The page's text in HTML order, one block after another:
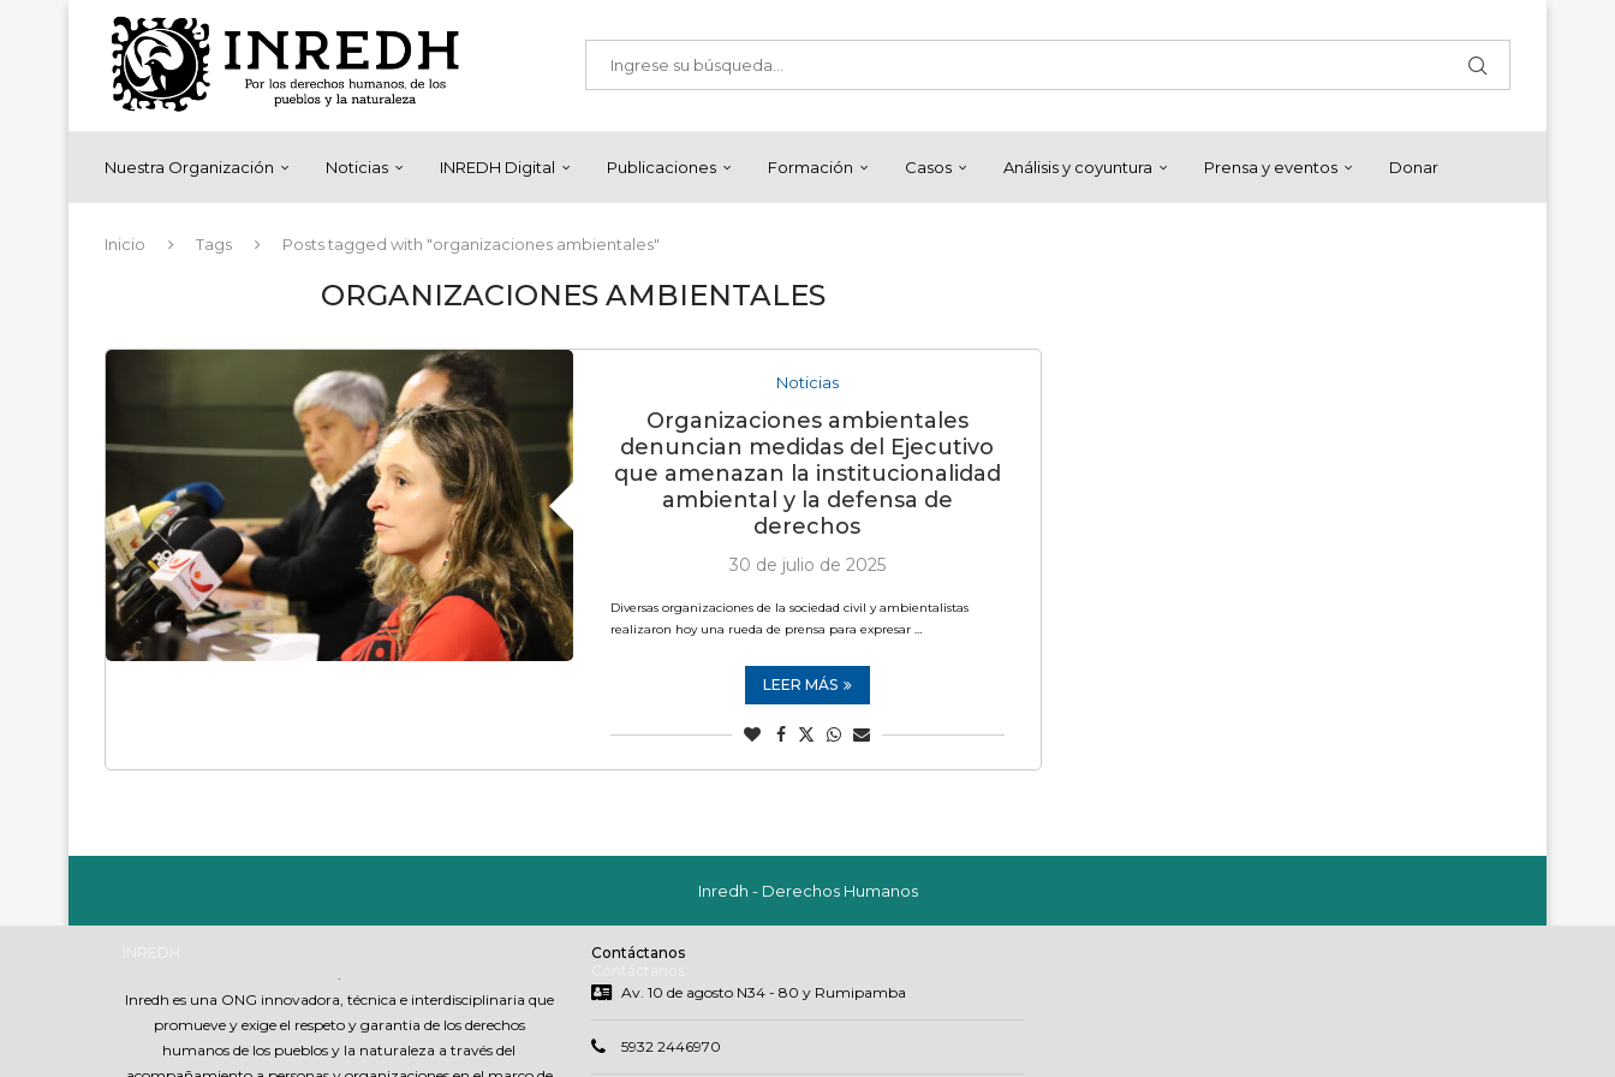
Nuestra Organización Noticias INREDH Digital Publicaciones Formación Casos Análisis y coyuntura Prensa y eventos Donar
Inicio Tags Posts tagged with "organizaciones ambientales"
ORGANIZACIONES AMBIENTALES
Noticias
Organizaciones ambientales
denuncian medidas del Ejecutivo
que amenazan la institucionalidad
ambiental y la defensa de
derechos
30 de julio de 2025
Diversas organizaciones de la sociedad civil y ambientalistas
realizaron hoy una rueda de prensa para expresar …
LEER MÁS
Inredh - Derechos Humanos
.
Inredh es una ONG innovadora, técnica e interdisciplinaria que
promueve y exige el respeto y garantia de los derechos
humanos de los pueblos y la naturaleza a través del
Contáctanos
Av. 10 de agosto N34 - 80 y Rumipamba
5932 2446970